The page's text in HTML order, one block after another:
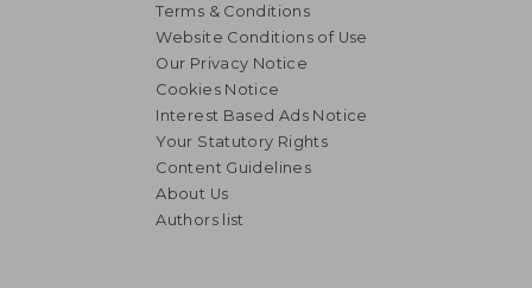
Terms & Conditions
Website Conditions of Use
Our Privacy Notice
Cookies Notice
Interest Based Ads Notice
Your Statutory Rights
Content Guidelines
About Us
Authors list